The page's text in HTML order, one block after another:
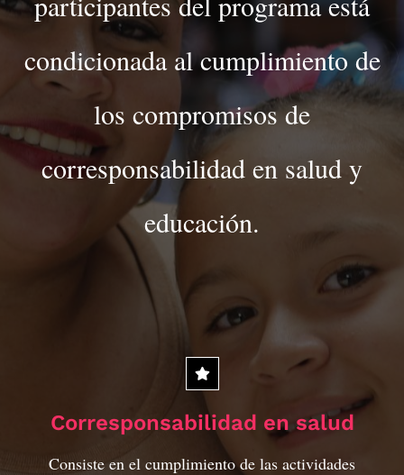
condicionada al cumplimiento de
los compromisos de
corresponsabilidad en salud y
educación.
Corresponsabilidad en salud
Consiste en el cumplimiento de las actividades